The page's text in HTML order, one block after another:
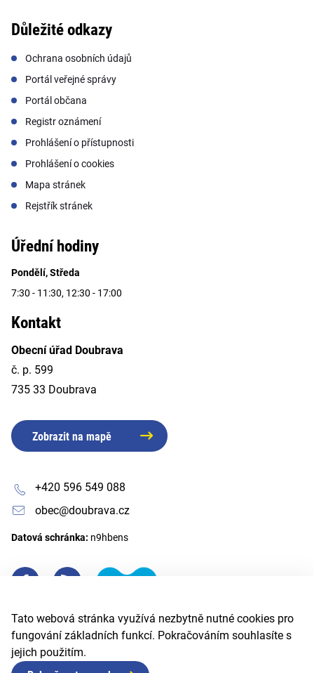
Tato webová stránka využívá nezbytně nutné cookies pro
fungování základních funkcí. Pokračováním souhlasíte s
jejich použitím.
Důležité odkazy
Ochrana osobních údajů
Portál veřejné správy
Portál občana
Registr oznámení
Prohlášení o přístupnosti
Prohlášení o cookies
Mapa stránek
Rejstřík stránek
Úřední hodiny
Pondělí, Středa
7:30 - 11:30, 12:30 - 17:00
Kontakt
Obecní úřad Doubrava
č. p. 599
735 33 Doubrava
Zobrazit na mapě
+420 596 549 088
obec@doubrava.cz
Datová schránka: n9hbens